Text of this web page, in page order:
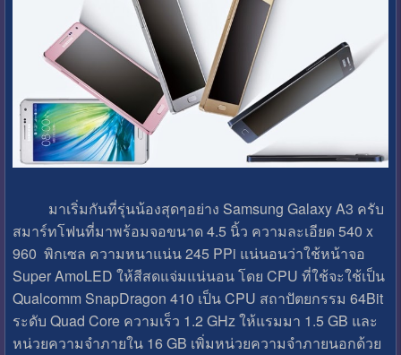
มาเริ่มกันที่รุ่นน้องสุดๆอย่าง Samsung Galaxy A3 ครับ
สมาร์ทโฟนที่มาพร้อมจอขนาด 4.5 นิ้ว ความละเอียด 540 x
960 พิกเซล ความหนาแน่น 245 PPi แน่นอนว่าใช้หน้าจอ
Super AmoLED ให้สีสดแจ่มแน่นอน โดย CPU ที่ใช้จะใช้เป็น
Qualcomm SnapDragon 410 เป็น CPU สถาปัตยกรรม 64Bit
ระดับ Quad Core ความเร็ว 1.2 GHz ให้แรมมา 1.5 GB และ
หน่วยความจำภายใน 16 GB เพิ่มหน่วยความจำภายนอกด้วย